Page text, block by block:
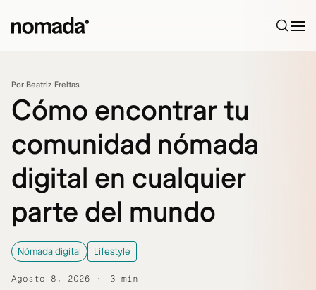
Por Beatriz Freitas
Cómo encontrar tu
comunidad nómada
digital en cualquier
parte del mundo
Nómada digital Lifestyle
Agosto 8, 2026 3 min